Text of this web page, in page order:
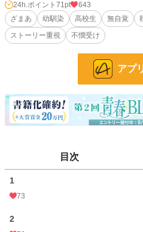
……そう思い込んでいた。
気づけば、渉の周りにいる人間たちから
れていた僕。
そんな僕に手を差し伸べたのは、クラス
初めて知る、見返りを求めない優しさ。
モラハラ幼馴染×救済系転校生
小説
24h.ポイント 71pt
643
ざまあ
幼馴染 高校生 無自覚
ストーリー重視
不憫受け
アプ
目次
1
73
2